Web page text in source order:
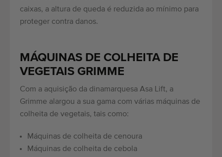
caixas, a altura de queda é reduzida ao mínimo para
proteger contra danos.
MÁQUINAS DE COLHEITA DE
VEGETAIS GRIMME
Com a aquisição da dinamarquesa Asa Lift, a
Grimme alargou a sua gama com várias máquinas de
colheita de vegetais, tais como:
Máquinas de colheita de cenoura
Máquinas de colheita de cebola